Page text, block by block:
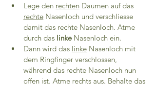
Lege den rechten Daumen auf das
rechte Nasenloch und verschliesse
damit das rechte Nasenloch. Atme
durch das linke Nasenloch ein.
Dann wird das linke Nasenloch mit
dem Ringfinger verschlossen,
während das rechte Nasenloch nun
offen ist. Atme rechts aus. Behalte das